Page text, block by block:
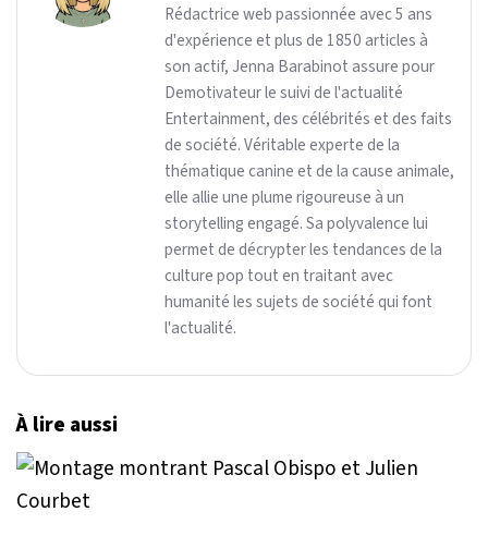
Rédactrice web passionnée avec 5 ans
d'expérience et plus de 1850 articles à
son actif, Jenna Barabinot assure pour
Demotivateur le suivi de l'actualité
Entertainment, des célébrités et des faits
de société. Véritable experte de la
thématique canine et de la cause animale,
elle allie une plume rigoureuse à un
storytelling engagé. Sa polyvalence lui
permet de décrypter les tendances de la
culture pop tout en traitant avec
humanité les sujets de société qui font
l'actualité.
À lire aussi